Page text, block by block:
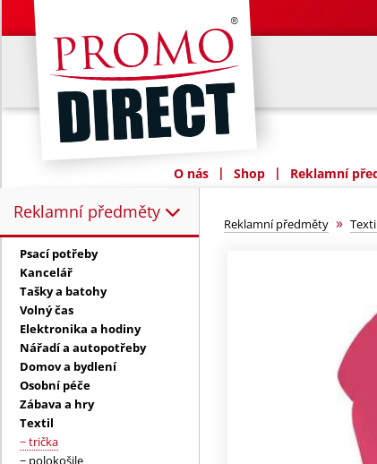
O nás | Shop | Reklamní
Reklamní předměty
Reklamní předměty:
Psací potřeby
Kancelář
Tašky a batohy
Volný čas
Elektronika a hodiny
Nářadí a autopotřeby
Domov a bydlení
Osobní péče
Zábava a hry
Textil
− trička
− polokošile
Reklamní předměty »